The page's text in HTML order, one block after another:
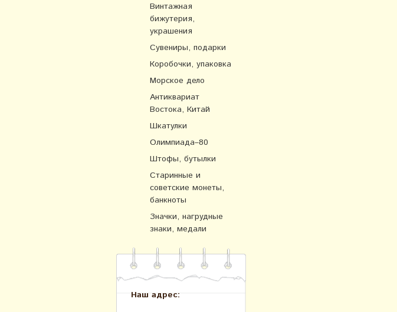
Винтажная
бижутерия,
украшения
Сувениры, подарки
Коробочки, упаковка
Морское дело
Антиквариат
Востока, Китай
Шкатулки
Олимпиада–80
Штофы, бутылки
Старинные и
советские монеты,
банкноты
Значки, нагрудные
знаки, медали
Наш адрес: